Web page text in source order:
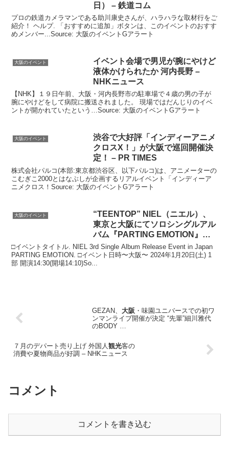
日） – 鉄道コム
プロの鉄道カメラマンである助川康史さんが、ハラハラな取材行をご
紹介！ ヘルプ. 「おすすめに追加」ボタンは、このイベントのおすす
めメンバー...Source: 大阪のイベントGアラート
大阪のイベント イベント会場で男児が腕にやけど
液体かけられたか 河内長野 –
NHKニュース
【NHK】１９日午前、大阪・河内長野市の駐車場で４歳の男の子が
腕にやけどをして病院に搬送されました。 現場ではだんじりのイベ
ントが開かれていたという…Source: 大阪のイベントGアラート
大阪のイベント
渋谷で大好評「インディーアニメ
クロスX！」が大阪で巡回開催決
定！ – PR TIMES
株式会社パルコ(本部:東京都渋谷区、以下パルコ)は、アニメーターの
こむぎこ2000とはなぶしが企画するリアルイベント「インディーア
ニメクロス！Source: 大阪のイベントGアラート
大阪のイベント
“TEENTOP” NIEL（ニエル）、
東京と大阪にてソロシングルアル
バム『PARTING EMOTION』の
…
□イベントタイトル. NIEL 3rd Single Album Release Event in Japan
PARTING EMOTION. □イベント日時〜大阪〜 2024年1月20日(土) 1
部 開演14:30(開場14:10)So...
GEZAN、 大阪 ・味園ユニバースでの初ワ
ンマンライブ開催が決定 “先輩”細川雅代
のBODY …
７月のデパート売り上げ 外国人観光客の
消費や夏物商品が好調 – NHKニュース
コメント
コメントを書き込む